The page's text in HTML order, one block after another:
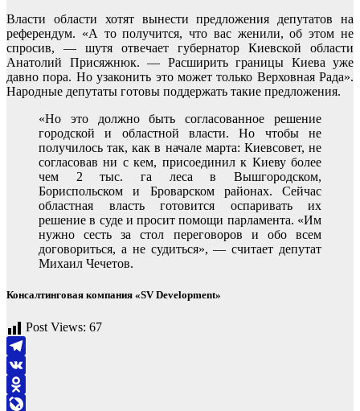
Власти области хотят вынести предложения депутатов на
референдум. «А то получится, что вас женили, об этом не
спросив, — шутя отвечает губернатор Киевской области
Анатолий Присяжнюк. — Расширить границы Киева уже
давно пора. Но узаконить это может только Верховная Рада».
Народные депутаты готовы поддержать такие предложения.
«Но это должно быть согласованное решение
городской и областной власти. Но чтобы не
получилось так, как в начале марта: Киевсовет, не
согласовав ни с кем, присоединил к Киеву более
чем 2 тыс. га леса в Вышгородском,
Бориспольском и Броварском районах. Сейчас
областная власть готовится оспаривать их
решение в суде и просит помощи парламента. «Им
нужно сесть за стол переговоров и обо всем
договориться, а не судиться», — считает депутат
Михаил Чечетов.
Консалтинговая компания «SV Development»
Post Views: 67
Telegram
VK
Odnoklassniki